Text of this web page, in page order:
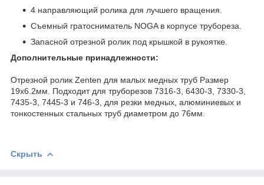
4 направляющий ролика для лучшего вращения.
Съемный гратосниматель NOGA в корпусе трубореза.
Запасной отрезной ролик под крышкой в рукоятке.
Дополнительные принадлежности:
Отрезной ролик Zenten для малых медных труб Размер
19х6.2мм. Подходит для труборезов 7316-3, 6430-3, 7330-3,
7435-3, 7445-3 и 746-3, для резки медных, алюминиевых и
тонкостенных стальных труб диаметром до 76мм.
Скрыть